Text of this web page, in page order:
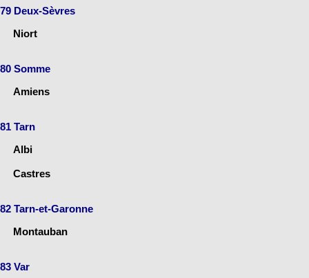
79 Deux-Sèvres
Niort
80 Somme
Amiens
81 Tarn
Albi
Castres
82 Tarn-et-Garonne
Montauban
83 Var